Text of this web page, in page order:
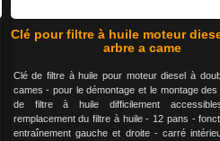
Clé pour filtre à huile moteur
arbre a came
Clé de filtre à huile pour moteur diesel à
cames - pour le démontage et le montage
de filtre à huile difficilement
remplacement du filtre à huile - 12 pans -
entraînement gauche et droite - carré